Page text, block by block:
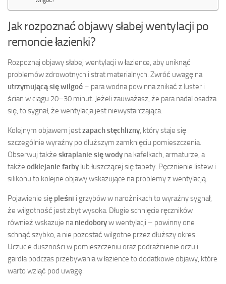
Jak rozpoznać objawy słabej wentylacji po
remoncie łazienki?
Rozpoznaj objawy słabej wentylacji w łazience, aby uniknąć
problemów zdrowotnych i strat materialnych. Zwróć uwagę na
utrzymującą się wilgoć – para wodna powinna znikać z luster i
ścian w ciągu 20–30 minut. Jeżeli zauważasz, że para nadal osadza
się, to sygnał, że wentylacja jest niewystarczająca.
Kolejnym objawem jestzapach stęchlizny , który staje się
szczególnie wyraźny po dłuższym zamknięciu pomieszczenia.
Obserwuj także skraplanie się wody na kafelkach, armaturze, a
także odklejanie farby lub łuszczącej się tapety. Pęcznienie listew i
silikonu to kolejne objawy wskazujące na problemy z wentylacją.
Pojawienie się pleśni i grzybów w narożnikach to wyraźny sygnał,
że wilgotność jest zbyt wysoka. Długie schnięcie ręczników
również wskazuje na niedoboryw wentylacji – powinny one
schnąć szybko, a nie pozostać wilgotne przez dłuższy okres.
Uczucie duszności w pomieszczeniu oraz podrażnienie oczu i
gardła podczas przebywania w łazience to dodatkowe objawy, które
warto wziąć pod uwagę.